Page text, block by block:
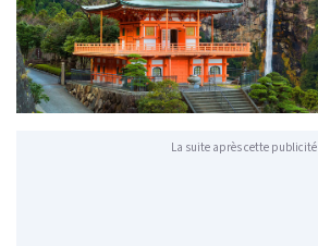
La suite après cette publicité